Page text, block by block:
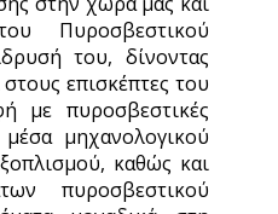
Πυροσβεστικού
του, δίνοντας
επισκέπτες του
με πυροσβεστικές
μέσα μηχανολογικού
καθώς και
πυροσβεστικού